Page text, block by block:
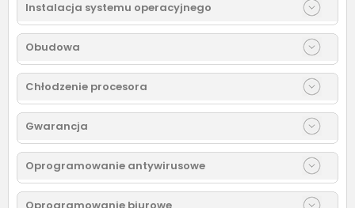
Instalacja systemu operacyjnego
Obudowa
Chłodzenie procesora
Gwarancja
Oprogramowanie antywirusowe